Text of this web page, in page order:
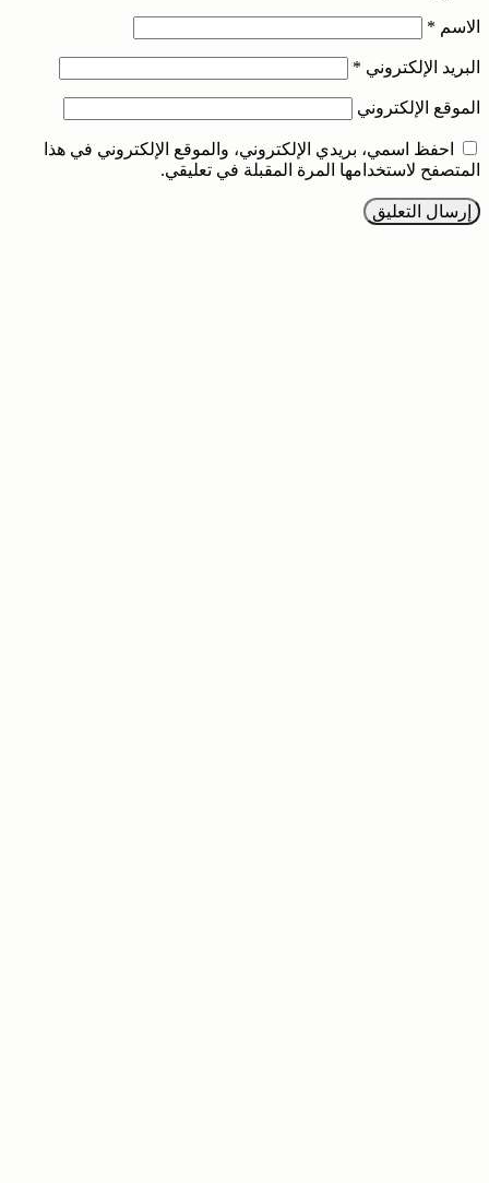
الاسم *
البريد الإلكتروني *
الموقع الإلكتروني
احفظ اسمي، بريدي الإلكتروني، والموقع الإلكتروني في هذا
المتصفح لاستخدامها المرة المقبلة في تعليقي.